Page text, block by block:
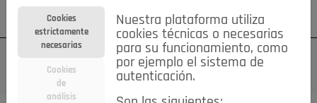
Su cuenta Regístrese ¿Olvidó su contraseña?
Cookies
estrictamente
necesarias
Cookies
de
análisis
Nuestra plataforma utiliza
cookies técnicas o necesarias
para su funcionamiento, como
por ejemplo el sistema de
autenticación.